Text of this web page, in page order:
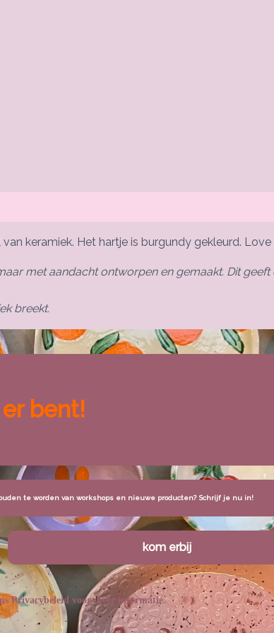
keramiek. Het hartje is burgundy gekleurd. Love
met aandacht ontworpen en gemaakt. Dit
breekt.
bent!
te worden van workshops en nieuwe producten? Schrijf je nu in!
Privacybeleid voor meer informatie.